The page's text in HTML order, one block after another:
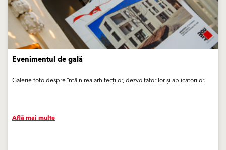
Evenimentul de gală
Galerie foto despre întâlnirea arhitecților, dezvoltatorilor și aplicatorilor.
Află mai multe